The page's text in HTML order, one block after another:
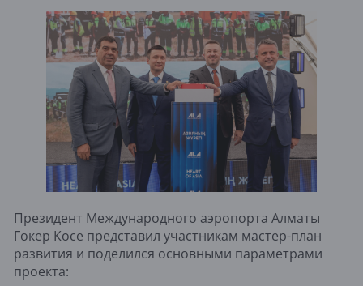
Президент Международного аэропорта Алматы
Гокер Косе представил участникам мастер-план
развития и поделился основными параметрами
проекта: